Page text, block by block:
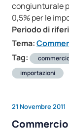
congiunturale
0,5% per le
Periodo di
Tema:
Tag:
importazioni
21 Novembre 2011